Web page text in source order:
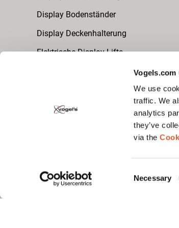
Vogels.com
We use
traffic. We
analytics
they’ve
via the
Selection
Necessary
Display Bodenständer
Display Deckenhalterung
Elektrische Display Lifts
Videowall Halterungen
dvLED Videowall (universell)
Monitorarm für den Schreibtisch